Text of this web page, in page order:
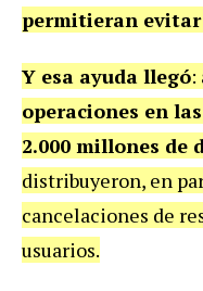
permitieran evitar
Y esa ayuda llegó:
operaciones en
2.000 millones de
distribuyeron, en
cancelaciones de
usuarios.